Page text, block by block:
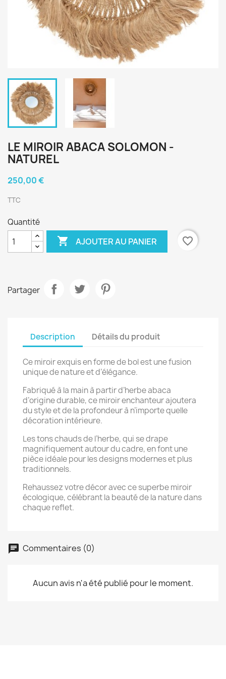
LE MIROIR ABACA SOLOMON -
NATUREL
250,00 €
TTC
Quantité
 AJOUTER AU PANIER favorite_border
Partager
Description Détails du produit
Ce miroir exquis en forme de bol est une fusion
unique de nature et d’élégance.
Fabriqué à la main à partir d’herbe abaca
d’origine durable, ce miroir enchanteur ajoutera
du style et de la profondeur à n’importe quelle
décoration intérieure.
Les tons chauds de l’herbe, qui se drape
magnifiquement autour du cadre, en font une
pièce idéale pour les designs modernes et plus
traditionnels.
Rehaussez votre décor avec ce superbe miroir
écologique, célébrant la beauté de la nature dans
chaque reflet.
Commentaires (0)
Aucun avis n'a été publié pour le moment.